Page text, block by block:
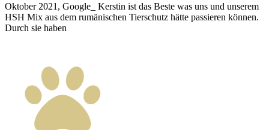
Oktober 2021, Google_ Kerstin ist das Beste was uns und unserem
HSH Mix aus dem rumänischen Tierschutz hätte passieren können.
Durch sie haben